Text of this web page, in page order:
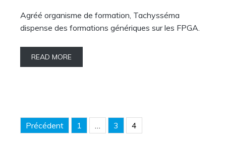
Agréé organisme de formation, Tachysséma
dispense des formations génériques sur les FPGA.
READ MORE
Navigation
Précédent 1 … 3 4